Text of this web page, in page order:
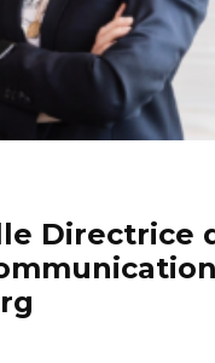
Directrice